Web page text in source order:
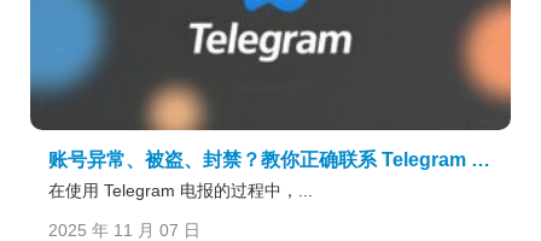
账号异常、被盗、封禁？教你正确联系 Telegram 客服求助流程
在使用 Telegram 电报的过程中，...
2025 年 11 月 07 日